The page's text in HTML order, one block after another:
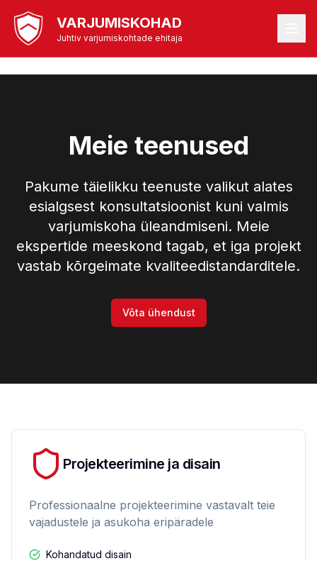
VARJUMISKOHAD
Juhtiv varjumiskohtade ehitaja
Meie teenused
Pakume täielikku teenuste valikut alates
esialgsest konsultatsioonist kuni valmis
varjumiskoha üleandmiseni. Meie
ekspertide meeskond tagab, et iga projekt
vastab kõrgeimate kvaliteedistandarditele.
Võta ühendust
Projekteerimine ja disain
Professionaalne projekteerimine vastavalt teie
vajadustele ja asukoha eripäradele
Kohandatud disain